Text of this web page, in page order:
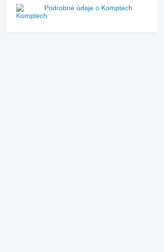
Podrobné údaje o Komptech